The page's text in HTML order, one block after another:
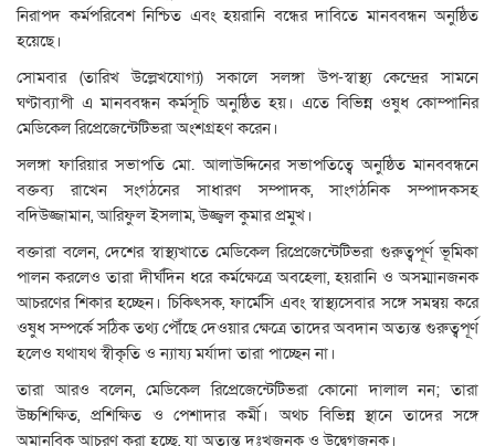
নিরাপদ কর্মপরিবেশ নিশ্চিত এবং হয়রানি বন্ধের দাবিতে মানববন্ধন অনুষ্ঠিত
হয়েছে।
সোমবার (তারিখ উল্লেখযোগ্য) সকালে সলঙ্গা উপ-স্বাস্থ্য কেন্দ্রের সামনে
ঘণ্টাব্যাপী এ মানববন্ধন কর্মসূচি অনুষ্ঠিত হয়। এতে বিভিন্ন ওষুধ কোম্পানির
মেডিকেল রিপ্রেজেন্টেটিভরা অংশগ্রহণ করেন।
সলঙ্গা ফারিয়ার সভাপতি মো. আলাউদ্দিনের সভাপতিত্বে অনুষ্ঠিত মানববন্ধনে
বক্তব্য রাখেন সংগঠনের সাধারণ সম্পাদক, সাংগঠনিক সম্পাদকসহ
বদিউজ্জামান, আরিফুল ইসলাম, উজ্জ্বল কুমার প্রমুখ।
বক্তারা বলেন, দেশের স্বাস্থ্যখাতে মেডিকেল রিপ্রেজেন্টেটিভরা গুরুত্বপূর্ণ ভূমিকা
পালন করলেও তারা দীর্ঘদিন ধরে কর্মক্ষেত্রে অবহেলা, হয়রানি ও অসম্মানজনক
আচরণের শিকার হচ্ছেন। চিকিৎসক, ফার্মেসি এবং স্বাস্থ্যসেবার সঙ্গে সমন্বয় করে
ওষুধ সম্পর্কে সঠিক তথ্য পৌঁছে দেওয়ার ক্ষেত্রে তাদের অবদান অত্যন্ত গুরুত্বপূর্ণ
হলেও যথাযথ স্বীকৃতি ও ন্যায্য মর্যাদা তারা পাচ্ছেন না।
তারা আরও বলেন, মেডিকেল রিপ্রেজেন্টেটিভরা কোনো দালাল নন; তারা
উচ্চশিক্ষিত, প্রশিক্ষিত ও পেশাদার কর্মী। অথচ বিভিন্ন স্থানে তাদের সঙ্গে
অমানবিক আচরণ করা হচ্ছে, যা অত্যন্ত দুঃখজনক ও উদ্বেগজনক।